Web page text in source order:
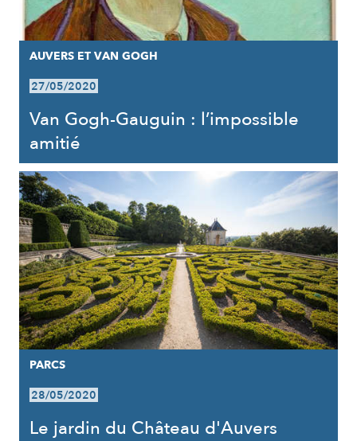
AUVERS ET VAN GOGH
27/05/2020
Van Gogh-Gauguin : l’impossible
amitié
PARCS
28/05/2020
Le jardin du Château d'Auvers